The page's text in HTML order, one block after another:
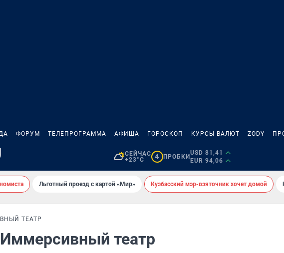
ФОРУМ ТЕЛЕПРОГРАММА АФИША ГОРОСКОП КУРСЫ ВАЛЮТ ZODY
СЕЙЧАС
+23°C
4 ПРОБКИ
USD 81,41
EUR 94,06
Льготный проезд с картой «Мир» Кузбасский мэр-взяточник хочет домой
ТЕАТР
театр